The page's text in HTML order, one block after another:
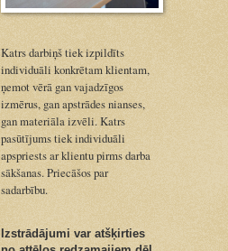
Katrs darbiņš tiek izpildīts
individuāli konkrētam klientam,
ņemot vērā gan vajadzīgos
izmērus, gan apstrādes nianses,
gan materiāla izvēli. Katrs
pasūtījums tiek individuāli
apspriests ar klientu pirms darba
sākšanas. Priecāšos par
sadarbību.
Izstrādājumi var atšķirties